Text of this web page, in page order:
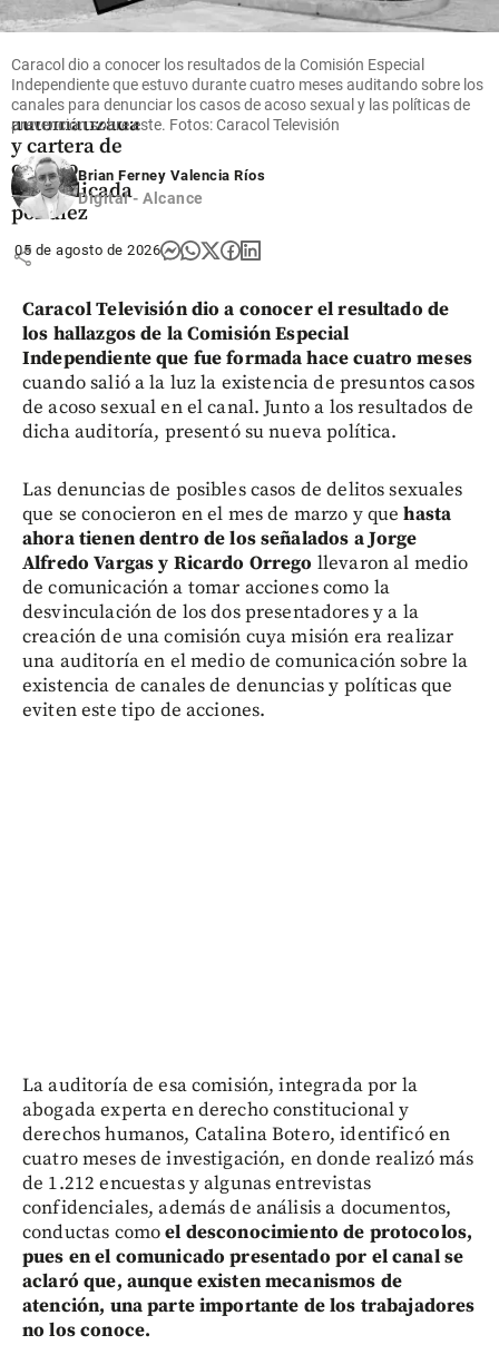
Nequi revela
su estrategia
con IA: 80%
de atención
automatizada
y cartera de
crédito
multiplicada
por diez
share
Caracol dio a conocer los resultados de la Comisión Especial
Independiente que estuvo durante cuatro meses auditando sobre los
canales para denunciar los casos de acoso sexual y las políticas de
prevención sobre este. Fotos: Caracol Televisión
Brian Ferney Valencia Ríos
Digital - Alcance
05 de agosto de 2026
Caracol Televisión dio a conocer el resultado de
los hallazgos de la Comisión Especial
Independiente que fue formada hace cuatro meses
cuando salió a la luz la existencia de presuntos casos
de acoso sexual en el canal. Junto a los resultados de
dicha auditoría, presentó su nueva política.
Las denuncias de posibles casos de delitos sexuales
que se conocieron en el mes de marzo y quehasta
ahora tienen dentro de los señalados a Jorge
Alfredo Vargas y Ricardo Orrego llevaron al medio
de comunicación a tomar acciones como la
desvinculación de los dos presentadores y a la
creación de una comisión cuya misión era realizar
una auditoría en el medio de comunicación sobre la
existencia de canales de denuncias y políticas que
eviten este tipo de acciones.
La auditoría de esa comisión, integrada por la
abogada experta en derecho constitucional y
derechos humanos, Catalina Botero, identificó en
cuatro meses de investigación, en donde realizó más
de 1.212 encuestas y algunas entrevistas
confidenciales, además de análisis a documentos,
conductas comoel desconocimiento de protocolos,
pues en el comunicado presentado por el canal se
aclaró que, aunque existen mecanismos de
atención, una parte importante de los trabajadores
no los conoce.